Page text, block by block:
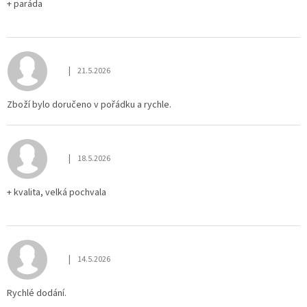
+ paráda
Hodnocení obchodu je 4 z 5 hvězdiček.
| 21.5.2026
Zboží bylo doručeno v pořádku a rychle.
Hodnocení obchodu je 5 z 5 hvězdiček.
| 18.5.2026
+ kvalita, velká pochvala
Hodnocení obchodu je 4 z 5 hvězdiček.
| 14.5.2026
Rychlé dodání.